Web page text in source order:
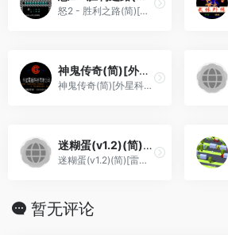
怒2 - 胜利之路(简)[高伟](JP)[STG](2Mb)
神鬼传奇(简)[外星科技](CN)[RPG](8Mb)
神鬼传奇(简)[外星科技](CN)[RPG](8Mb)
迷糊蛋(v1.2)(简)[雷精灵+砂糖](JP)[ACT](3Mb)
迷糊蛋(v1.2)(简)[雷精灵+砂糖](JP)[ACT](3Mb)
暂无评论